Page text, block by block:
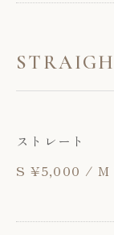
ストレート
S ¥5,000 /